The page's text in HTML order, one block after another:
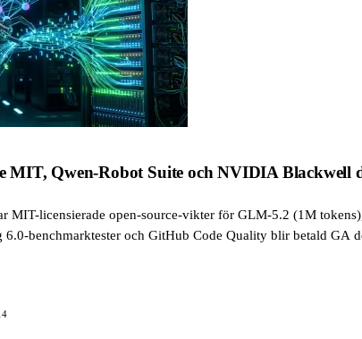
MIT, Qwen-Robot Suite och NVIDIA
MIT-licensierade open-source-vikter för GLM-5.2 (1M
benchmarktester och GitHub Code Quality blir betald GA